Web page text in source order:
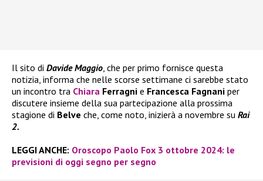
Il sito di Davide Maggio, che per primo fornisce questa
notizia, informa che nelle scorse settimane ci sarebbe stato
un incontro tra Chiara Ferragni e Francesca Fagnani per
discutere insieme della sua partecipazione alla prossima
stagione di Belve che, come noto, inizierà a novembre su Rai
2.
LEGGI ANCHE: Oroscopo Paolo Fox 3 ottobre 2024: le
previsioni di oggi segno per segno